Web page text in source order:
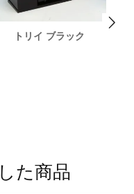
トリイ ブラック
た商品